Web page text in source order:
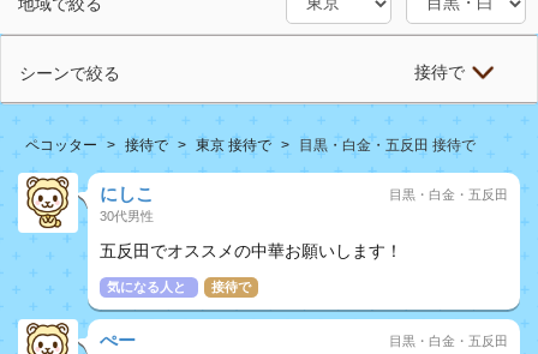
シーンで絞る 接待で
ペコッター 接待で 東京 接待で 目黒・白金・五反田 接待で
にしこ
30代男性
目黒・白金・五反田
五反田でオススメの中華お願いします！
気になる人と 接待で
ぺー 目黒・白金・五反田